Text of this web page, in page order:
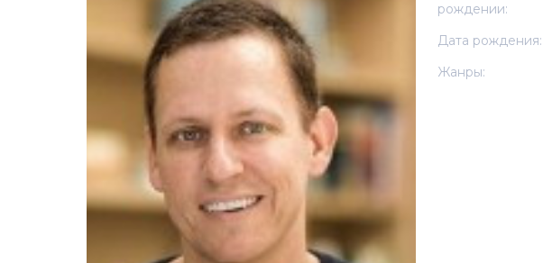
рождении:
Дата рождения:
Жанры: